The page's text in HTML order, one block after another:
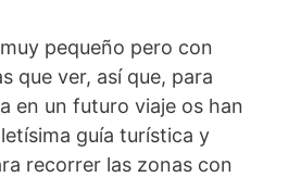
pequeño pero con
que ver, así que, para
en un futuro viaje os han
guía turística y
recorrer las zonas con